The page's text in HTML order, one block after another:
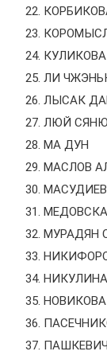
ЛИ
ЛЫСАК
ЛЮЙ
МА ДУН
МАСЛОВ
МУРАДЯН